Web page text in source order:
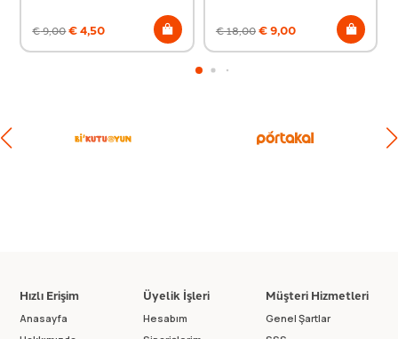
€9,00€4,50 €18,00€9,00
Hızlı Erişim
Anasayfa
Üyelik İşleri
Hesabım
Müşteri Hizmetleri
Genel Şartlar